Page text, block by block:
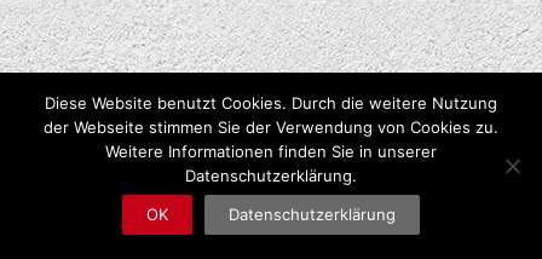
Diese Website benutzt Cookies. Durch die weitere Nutzung
der Webseite stimmen Sie der Verwendung von Cookies zu.
Weitere Informationen finden Sie in unserer
Datenschutzerklärung.
OK
Datenschutzerklärung